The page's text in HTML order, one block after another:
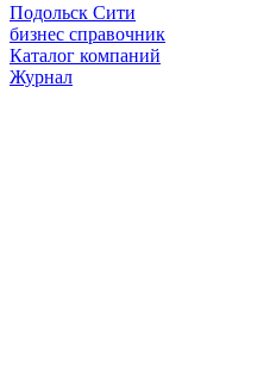
Подольск Сити
бизнес справочник
Каталог компаний
Журнал